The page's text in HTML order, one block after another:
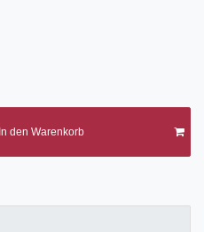
In den Warenkorb